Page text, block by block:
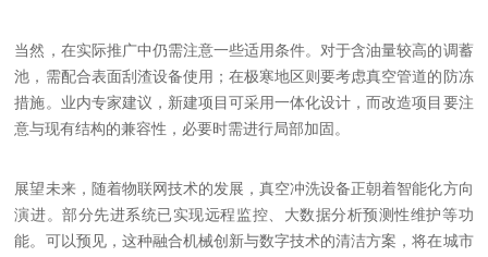
当然，在实际推广中仍需注意一些适用条件。对于含油量较高的调蓄
池，需配合表面刮渣设备使用；在极寒地区则要考虑真空管道的防冻
措施。业内专家建议，新建项目可采用一体化设计，而改造项目要注
意与现有结构的兼容性，必要时需进行局部加固。
展望未来，随着物联网技术的发展，真空冲洗设备正朝着智能化方向
演进。部分先进系统已实现远程监控、大数据分析预测性维护等功
能。可以预见，这种融合机械创新与数字技术的清洁方案，将在城市